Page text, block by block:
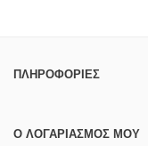
ΠΛΗΡΟΦΟΡΊΕΣ
Ο ΛΟΓΑΡΙΑΣΜΌΣ ΜΟΥ